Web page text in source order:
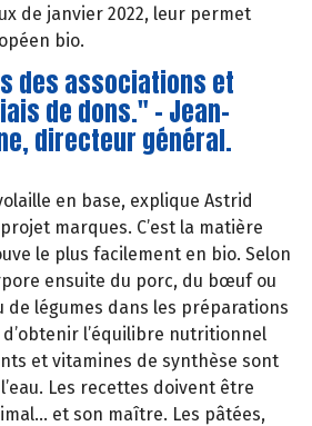
de janvier 2022, leur permet
bio.
des associations et
de dons." - Jean-
directeur général.
en base, explique Astrid
marques. C’est la matière
le plus facilement en bio. Selon
ensuite du porc, du bœuf ou
de légumes dans les préparations
l’équilibre nutritionnel
et vitamines de synthèse sont
Les recettes doivent être
et son maître. Les pâtées,